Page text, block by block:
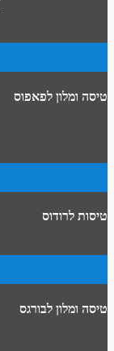
טיסה ומלון לפאפוס
טיסות לרודוס
טיסה ומלון לבורגס